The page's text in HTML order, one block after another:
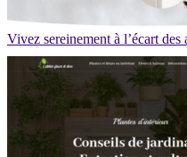
Vivez sereinement à l’écart